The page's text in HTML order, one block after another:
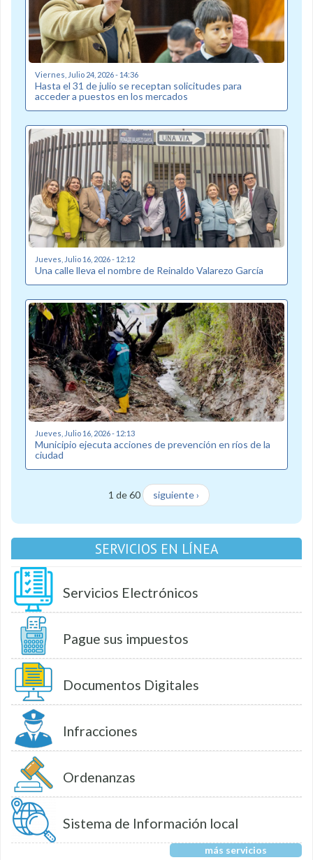
Viernes, Julio 24, 2026 - 14:36
Hasta el 31 de julio se receptan solicitudes para
acceder a puestos en los mercados
Jueves, Julio 16, 2026 - 12:12
Una calle lleva el nombre de Reinaldo Valarezo García
Jueves, Julio 16, 2026 - 12:13
Municipio ejecuta acciones de prevención en ríos de la
ciudad
1 de 60 siguiente ›
SERVICIOS EN LÍNEA
Servicios Electrónicos
Pague sus impuestos
Documentos Digitales
Infracciones
Ordenanzas
Sistema de Información local
más servicios